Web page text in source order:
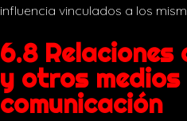
influencia vinculados a los
6.8 Relaciones
y otros medios
comunicación